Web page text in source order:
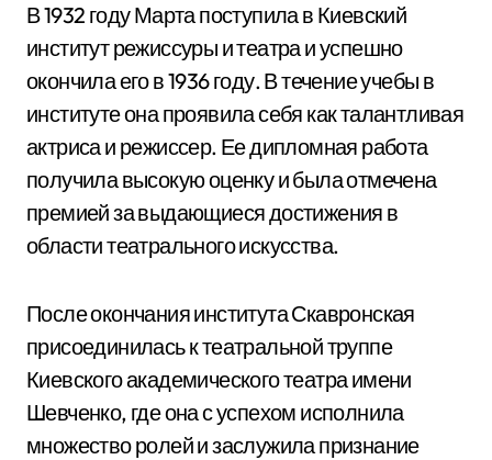
В 1932 году Марта поступила в Киевский
институт режиссуры и театра и успешно
окончила его в 1936 году. В течение учебы в
институте она проявила себя как талантливая
актриса и режиссер. Ее дипломная работа
получила высокую оценку и была отмечена
премией за выдающиеся достижения в
области театрального искусства.
После окончания института Скавронская
присоединилась к театральной труппе
Киевского академического театра имени
Шевченко, где она с успехом исполнила
множество ролей и заслужила признание